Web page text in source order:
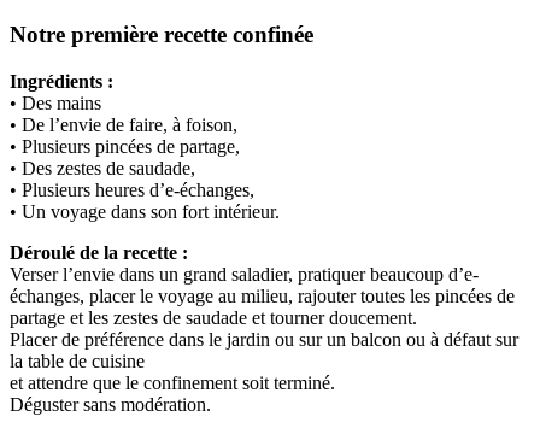
Notre première recette confinée
Ingrédients :
• Des mains
• De l’envie de faire, à foison,
• Plusieurs pincées de partage,
• Des zestes de saudade,
• Plusieurs heures d’e-échanges,
• Un voyage dans son fort intérieur.
Déroulé de la recette :
Verser l’envie dans un grand saladier, pratiquer beaucoup d’e-
échanges, placer le voyage au milieu, rajouter toutes les pincées de
partage et les zestes de saudade et tourner doucement.
Placer de préférence dans le jardin ou sur un balcon ou à défaut sur
la table de cuisine
et attendre que le confinement soit terminé.
Déguster sans modération.